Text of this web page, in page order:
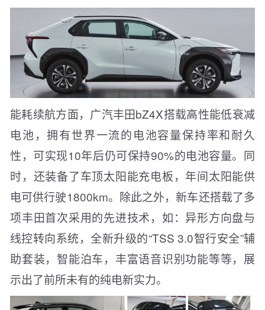
能耗续航方面，广汽丰田bZ4X搭载高性能低衰减
电池，拥有世界一流的电池容量保持率和耐久
性，可实现10年后仍可保持90%的电池容量。同
时，还装备了车顶太阳能充电板，年间太阳能供
电可供行驶1800km。除此之外，新车还搭载了多
项丰田首次采用的先进技术，如：异形方向盘与
线控转向系统，全新升级的“TSS 3.0智行安全”辅
助套装，智能泊车，丰富语音识别功能等等，展
示出了前所未有的纯电新实力。